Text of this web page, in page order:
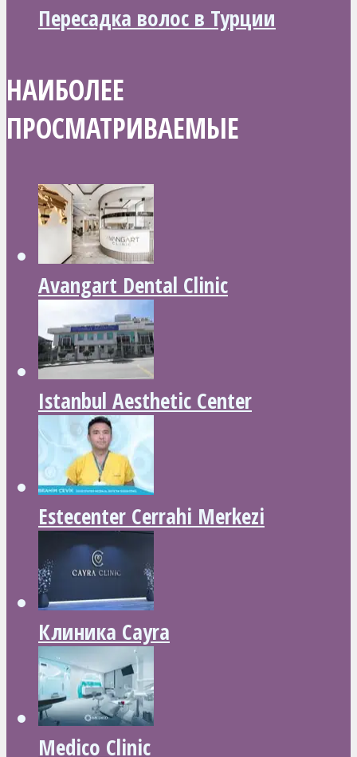
Пересадка волос в Турции
НАИБОЛЕЕ
ПРОСМАТРИВАЕМЫЕ
Avangart Dental Clinic
Istanbul Aesthetic Center
Estecenter Cerrahi Merkezi
Клиника Cayra
Medico Clinic